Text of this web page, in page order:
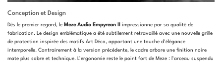
Conception et Design
Dès le premier regard, le Meze Audio Empyrean II
impressionne par sa qualité de
fabrication. Le design emblématique a été subtilement retravaillé avec une nouvelle grille
de protection inspirée des motifs Art Déco, apportant une touche d’élégance
intemporelle. Contrairement à la version précédente, le cadre arbore une finition noire
mate plus sobre et technique. L’ergonomie reste le point fort de Meze : l’arceau suspendu